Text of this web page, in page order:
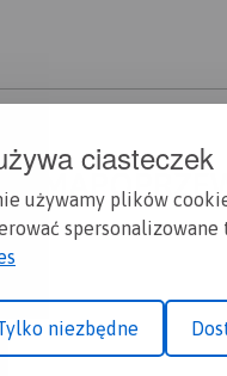
ciasteczek
używamy plików
niezbędne